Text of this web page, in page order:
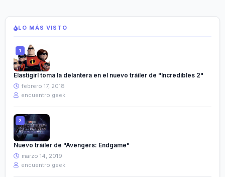
LO MÁS VISTO
Elastigirl toma la delantera en el nuevo tráiler de "Incredibles 2"
febrero 17, 2018
encuentro geek
Nuevo tráiler de "Avengers: Endgame"
marzo 14, 2019
encuentro geek